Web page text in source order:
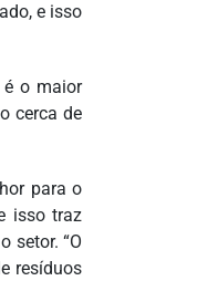
e isso
é o maior
cerca de
para o
isso traz
setor. “O
resíduos